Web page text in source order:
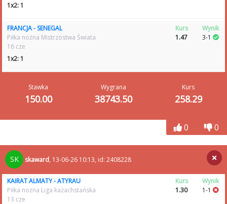
1x2: 1
FRANCJA - SENEGAL
Piłka nożna Mistrzostwa Świata
16 cze
1x2: 1
Kurs
1.47
Wynik
3-1
Stawka
150.00
Wygrana
38743.50
Kurs
258.29
0 0
SK skaward, 13-06-26 10:13, id: 2408228
KAIRAT ALMATY - ATYRAU
Piłka nożna Liga kazachstańska
13 cze
Kurs
1.30
Wynik
1-1